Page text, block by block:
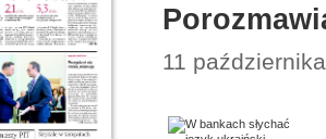
11